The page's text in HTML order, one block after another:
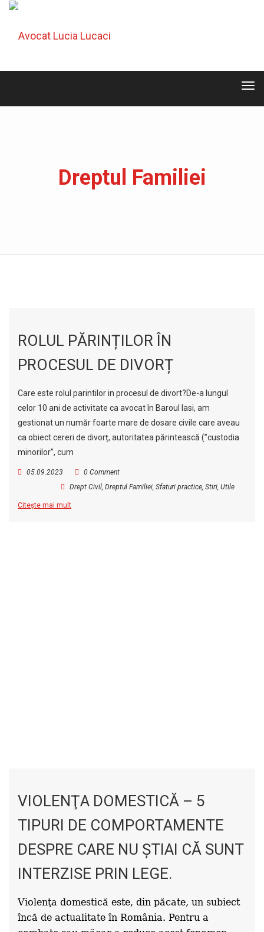
Dreptul Familiei
ROLUL PĂRINȚILOR ÎN
PROCESUL DE DIVORȚ
Care este rolul parintilor in procesul de divort?De-a lungul
celor 10 ani de activitate ca avocat în Baroul Iasi, am
gestionat un număr foarte mare de dosare civile care aveau
ca obiect cereri de divorț, autoritatea părintească (”custodia
minorilor”, cum
05.09.2023
Drept Civil, Dreptul Familiei, Sfaturi practice, Stiri, Utile
0 Comment
Citește mai mult
VIOLENŢA DOMESTICĂ – 5
TIPURI DE COMPORTAMENTE
DESPRE CARE NU ŞTIAI CĂ SUNT
INTERZISE PRIN LEGE.
Violenţa domestică este, din păcate, un subiect
încă de actualitate în România. Pentru a